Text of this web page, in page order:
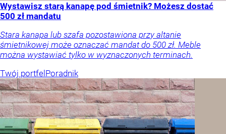
Wystawisz starą kanapę pod śmietnik? Możesz dostać
500 zł mandatu
Stara kanapa lub szafa pozostawiona przy altanie
śmietnikowej może oznaczać mandat do 500 zł. Meble
można wystawiać tylko w wyznaczonych terminach.
Twój portfelPoradnik